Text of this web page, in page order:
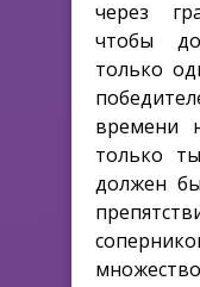
через
чтобы
только
времени
только
должен